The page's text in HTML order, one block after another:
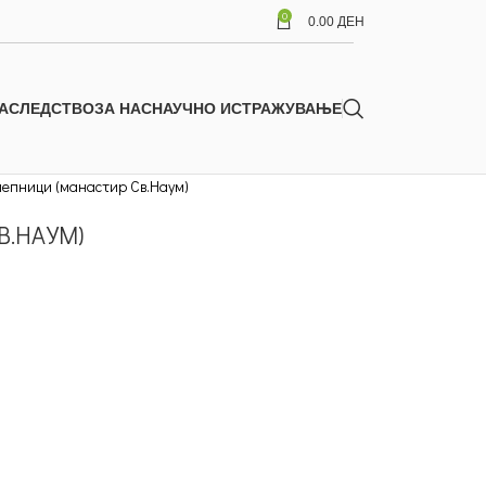
0 0.00 ДЕН
ЗА НАСНАУЧНО ИСТРАЖУВАЊЕ
(манастир Св.Наум)